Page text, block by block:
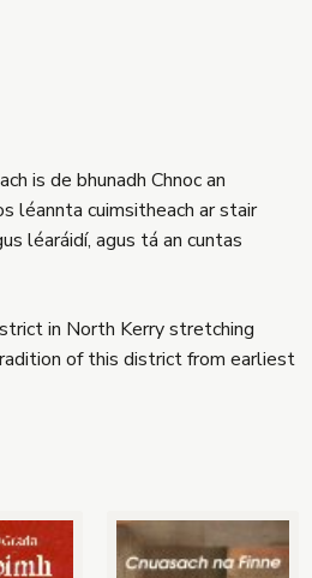
is de bhunadh Chnoc an
léannta cuimsitheach ar stair
léaráidí, agus tá an cuntas
in North Kerry stretching
of this district from earliest